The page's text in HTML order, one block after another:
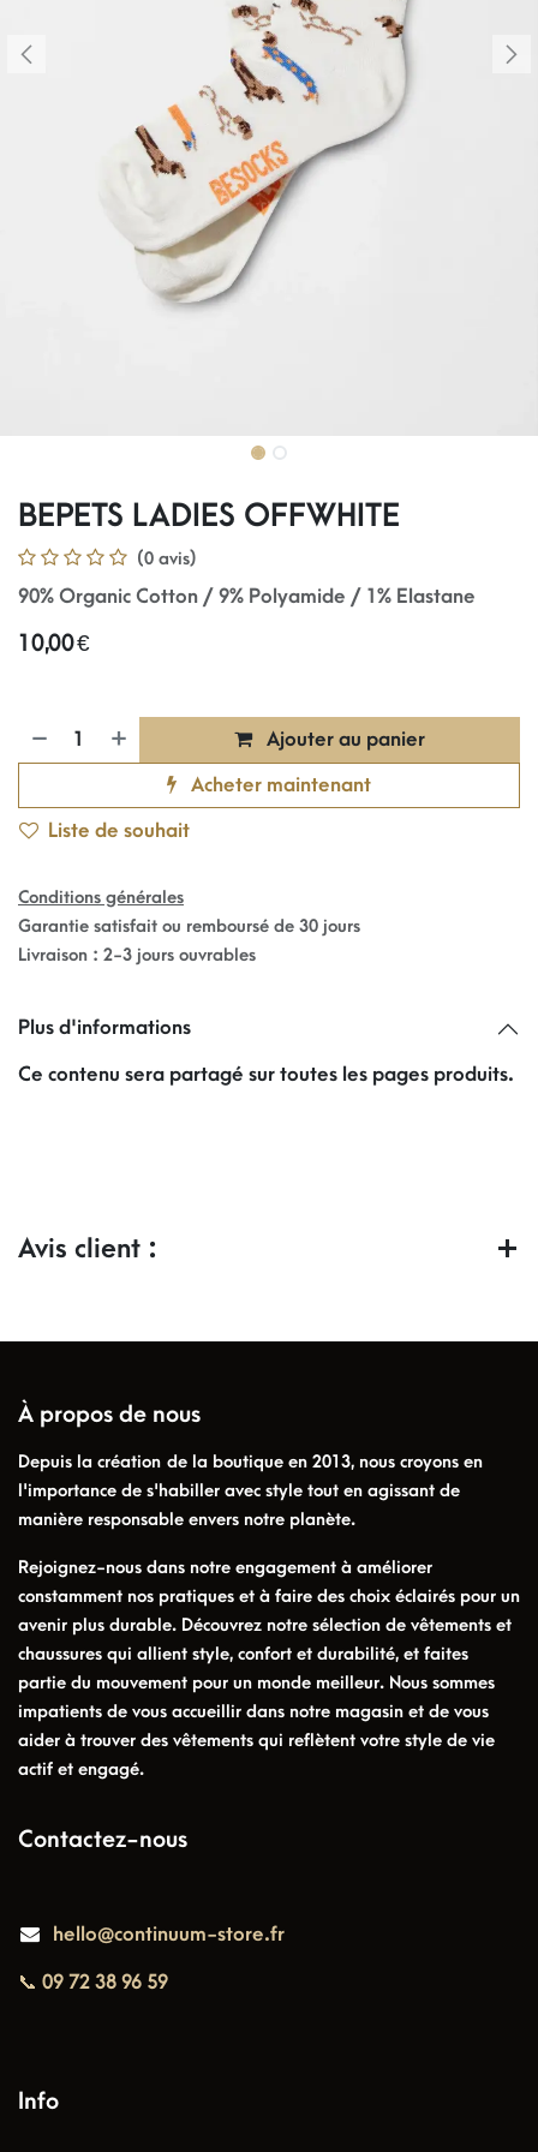
BEPETS LADIES OFFWHITE
(0 avis)
90% Organic Cotton / 9% Polyamide / 1% Elastane
10,00€
Ajouter au panier
Acheter maintenant
Liste de souhait
Conditions générales
Garantie satisfait ou remboursé de 30 jours
Livraison : 2-3 jours ouvrables
Plus d'informations
Ce contenu sera partagé sur toutes les pages produits.
Avis client :
À propos de nous
Depuis la création de la boutique en 2013, nous croyons en
l'importance de s'habiller avec style tout en agissant de
manière responsable envers notre planète.
Rejoignez-nous dans notre engagement à améliorer
constamment nos pratiques et à faire des choix éclairés pour un
avenir plus durable. Découvrez notre sélection de vêtements et
chaussures qui allient style, confort et durabilité, et faites
partie du mouvement pour un monde meilleur. Nous sommes
impatients de vous accueillir dans notre magasin et de vous
aider à trouver des vêtements qui reflètent votre style de vie
actif et engagé.
Contactez-nous
hello@continuum-store.fr
📞 09 72 38 96 59
Info